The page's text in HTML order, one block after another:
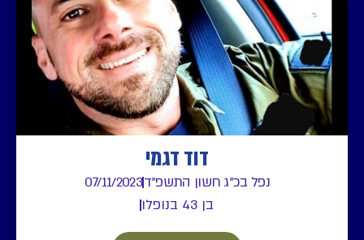
דוד דגמי
נפל בכ"ג חשון התשפ"ד07/11/2023
בן 43 בנופלו